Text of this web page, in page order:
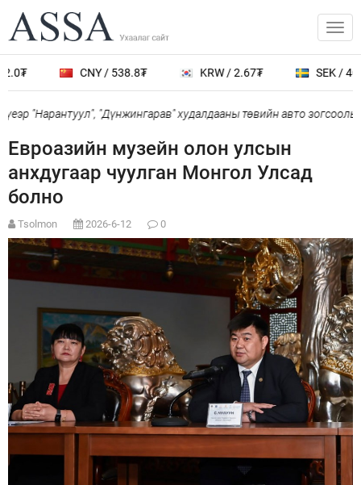
CNY / 538.8₮ KRW / 2.67₮ SEK /
"Нарантуул", "Дүнжингарав" худалдааны төвийн авто зогсоолыг
Евроазийн музейн олон улсын
анхдугаар чуулган Монгол Улсад
болно
Tsolmon 2026-6-12 0